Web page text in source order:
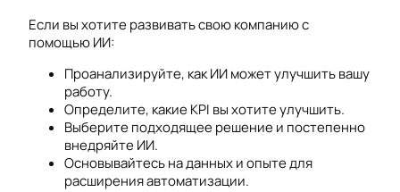
Если вы хотите развивать свою компанию с
помощью ИИ:
Проанализируйте, как ИИ может улучшить вашу
работу.
Определите, какие KPI вы хотите улучшить.
Выберите подходящее решение и постепенно
внедряйте ИИ.
Основывайтесь на данных и опыте для
расширения автоматизации.